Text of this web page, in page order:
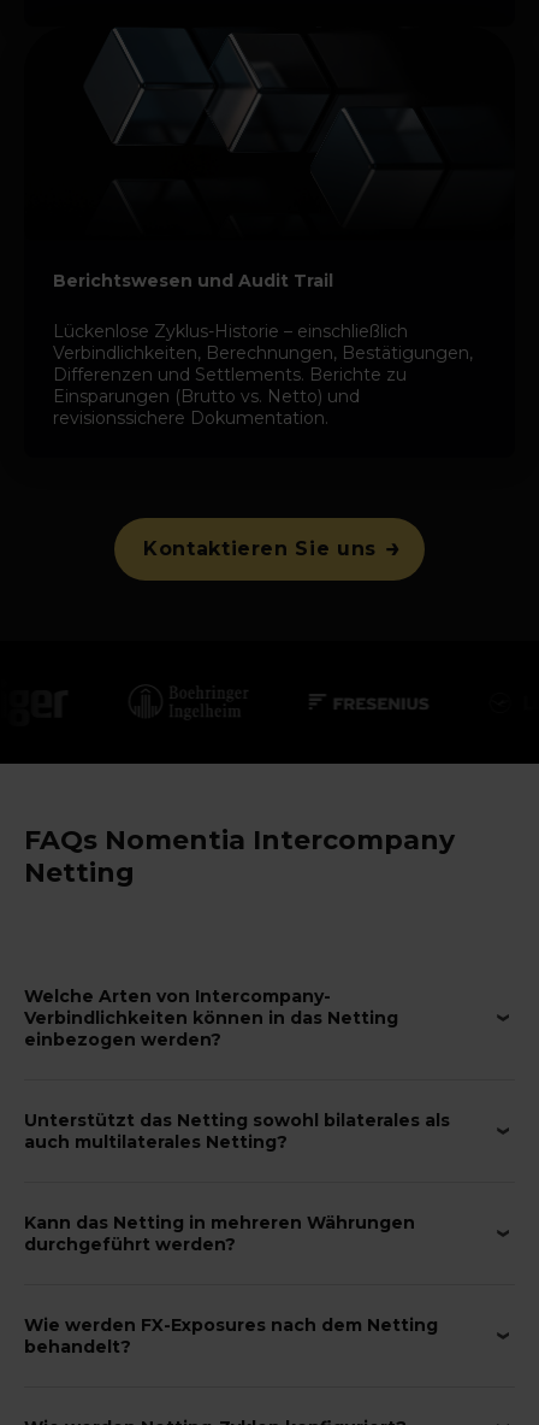
Berichtswesen und Audit Trail
Lückenlose Zyklus-Historie – einschließlich
Verbindlichkeiten, Berechnungen, Bestätigungen,
Differenzen und Settlements. Berichte zu
Einsparungen (Brutto vs. Netto) und
revisionssichere Dokumentation.
Kontaktieren Sie uns
FAQs Nomentia Intercompany
Netting
Welche Arten von Intercompany-
Verbindlichkeiten können in das Netting
einbezogen werden?
Unterstützt das Netting sowohl bilaterales als
auch multilaterales Netting?
Kann das Netting in mehreren Währungen
durchgeführt werden?
Wie werden FX-Exposures nach dem Netting
behandelt?